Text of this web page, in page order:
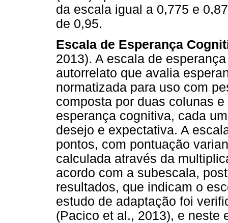
da escala igual a 0,775 e
de 0,95.
Escala de Esperança
2013). A escala de
autorrelato que avalia
normatizada para uso com
composta por duas colunas
esperança cognitiva, cada
desejo e expectativa. A
pontos, com pontuação
calculada através da
acordo com a subescala,
resultados, que indicam o
estudo de adaptação foi
(Pacico et al., 2013), e neste